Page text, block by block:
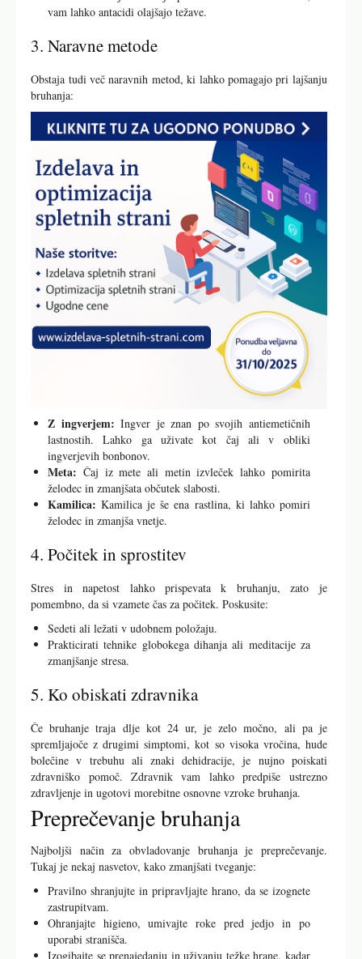
vam lahko antacidi olajšajo težave.
3. Naravne metode
Obstaja tudi več naravnih metod, ki lahko pomagajo pri lajšanju
bruhanja:
Z ingverjem: Ingver je znan po svojih antiemetičnih
lastnostih. Lahko ga uživate kot čaj ali v obliki
ingverjevih bonbonov.
Meta: Čaj iz mete ali metin izvleček lahko pomirita
želodec in zmanjšata občutek slabosti.
Kamilica: Kamilica je še ena rastlina, ki lahko pomiri
želodec in zmanjša vnetje.
4. Počitek in sprostitev
Stres in napetost lahko prispevata k bruhanju, zato je
pomembno, da si vzamete čas za počitek. Poskusite:
Sedeti ali ležati v udobnem položaju.
Prakticirati tehnike globokega dihanja ali meditacije za
zmanjšanje stresa.
5. Ko obiskati zdravnika
Če bruhanje traja dlje kot 24 ur, je zelo močno, ali pa je
spremljajoče z drugimi simptomi, kot so visoka vročina, hude
bolečine v trebuhu ali znaki dehidracije, je nujno poiskati
zdravniško pomoč. Zdravnik vam lahko predpiše ustrezno
zdravljenje in ugotovi morebitne osnovne vzroke bruhanja.
Preprečevanje bruhanja
Najboljši način za obvladovanje bruhanja je preprečevanje.
Tukaj je nekaj nasvetov, kako zmanjšati tveganje:
Pravilno shranjujte in pripravljajte hrano, da se izognete
zastrupitvam.
Ohranjajte higieno, umivajte roke pred jedjo in po
uporabi stranišča.
Izogibajte se prenajedanju in uživanju težke hrane, kadar